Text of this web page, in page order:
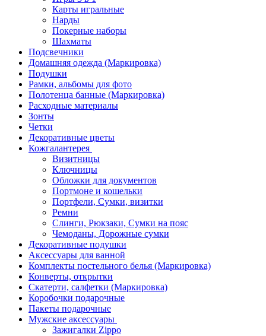
Карты игральные
Нарды
Покерные наборы
Шахматы
Подсвечники
Домашняя одежда (Маркировка)
Подушки
Рамки, альбомы для фото
Полотенца банные (Маркировка)
Расходные материалы
Зонты
Четки
Декоративные цветы
Кожгалантерея
Визитницы
Ключницы
Обложки для документов
Портмоне и кошельки
Портфели, Сумки, визитки
Ремни
Слинги, Рюкзаки, Сумки на пояс
Чемоданы, Дорожные сумки
Декоративные подушки
Аксессуары для ванной
Комплекты постельного белья (Маркировка)
Конверты, открытки
Скатерти, салфетки (Маркировка)
Коробочки подарочные
Пакеты подарочные
Мужские аксессуары
Зажигалки Zippo